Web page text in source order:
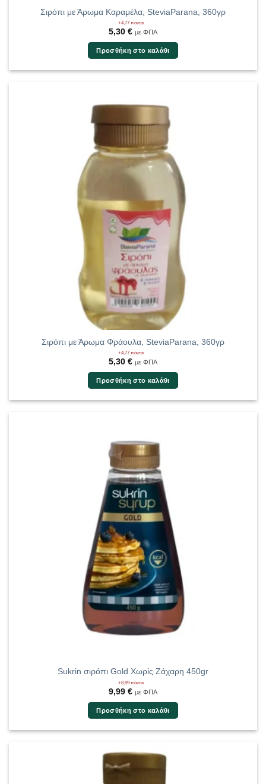
Σιρόπι με Άρωμα Καραμέλα, SteviaParana, 360γρ
+4,77 πόντοι
5,30 € με ΦΠΑ
Προσθήκη στο καλάθι
Σιρόπι με Άρωμα Φράουλα, SteviaParana, 360γρ
+4,77 πόντοι
5,30 € με ΦΠΑ
Προσθήκη στο καλάθι
Sukrin σιρόπι Gold Χωρίς Ζάχαρη 450gr
+8,99 πόντοι
9,99 € με ΦΠΑ
Προσθήκη στο καλάθι